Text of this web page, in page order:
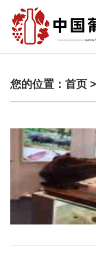
您的位置： 首页